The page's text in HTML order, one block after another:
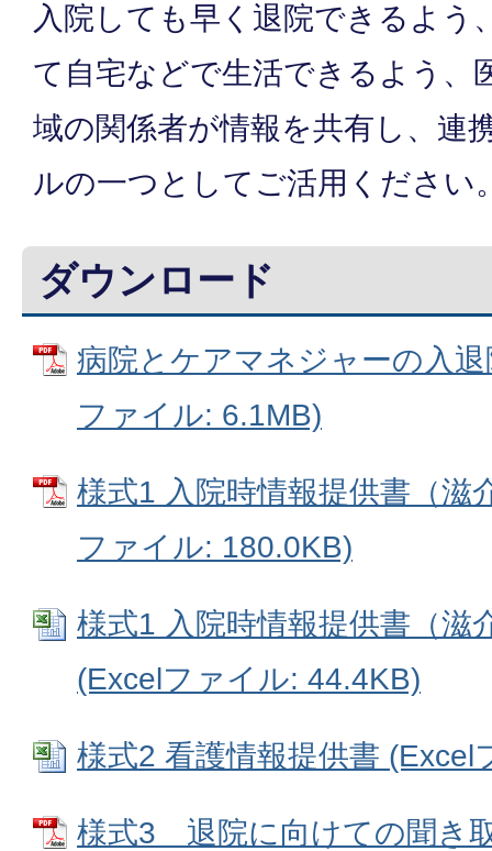
入院しても早く退院できるよう
て自宅などで生活できるよう、
域の関係者が情報を共有し、連
ルの一つとしてご活用ください
ダウンロード
病院とケアマネジャーの入
ファイル: 6.1MB)
様式1 入院時情報提供書（滋
ファイル: 180.0KB)
様式1 入院時情報提供書（滋
(Excelファイル: 44.4KB)
様式2 看護情報提供書 (Excel
様式3 退院に向けての聞き